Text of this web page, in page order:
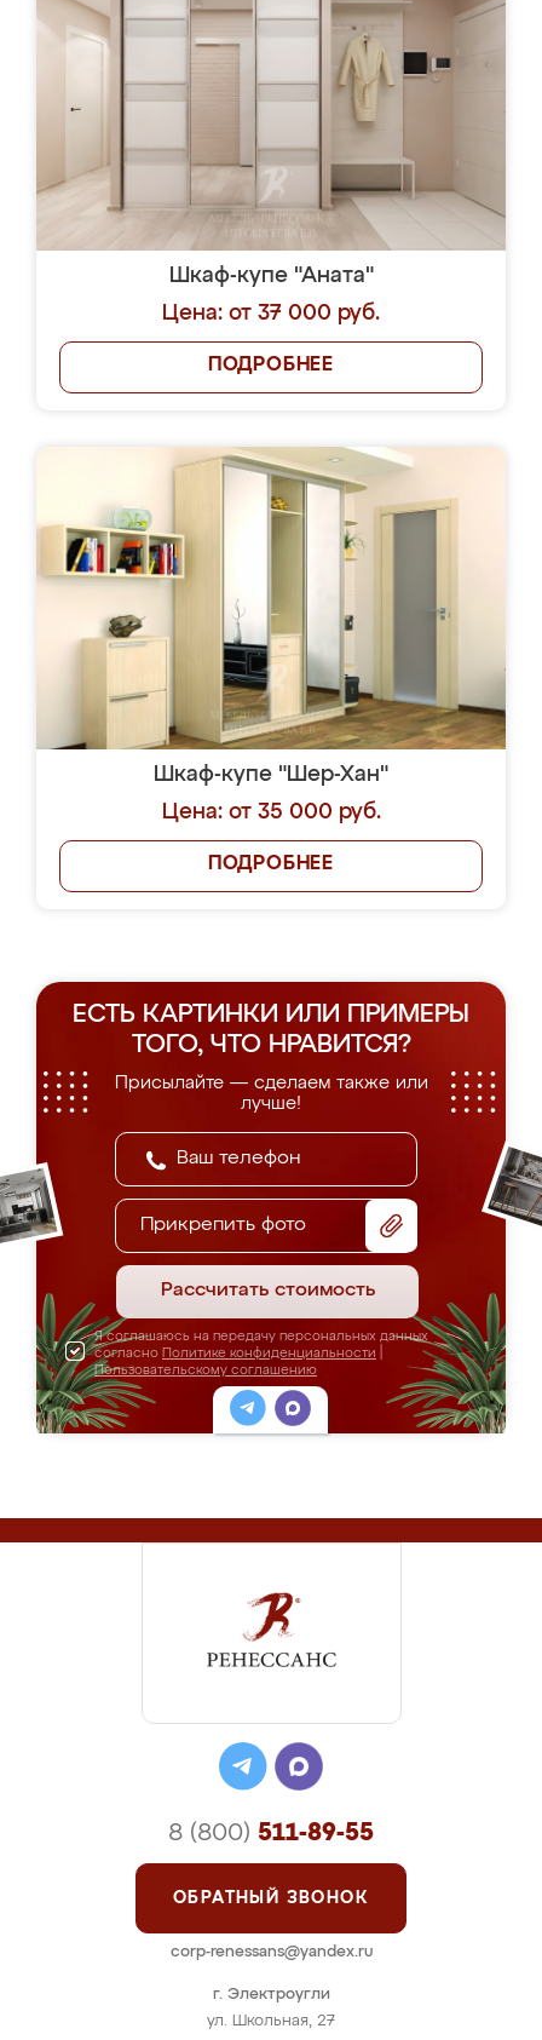
Шкаф-купе "Аната"
Цена: от 37 000 руб.
ПОДРОБНЕЕ
Шкаф-купе "Шер-Хан"
Цена: от 35 000 руб.
ПОДРОБНЕЕ
ЕСТЬ КАРТИНКИ ИЛИ ПРИМЕРЫ
ТОГО, ЧТО НРАВИТСЯ?
Присылайте — сделаем также или
лучше!
Прикрепить фото
Рассчитать стоимость
Я соглашаюсь на передачу персональных данных
согласно Политике конфиденциальности
Пользовательскому соглашению
г. Электроугли
ул. Школьная, 27
8 (800) 511-89-55
ОБРАТНЫЙ ЗВОНОК
corp-renessans@yandex.ru